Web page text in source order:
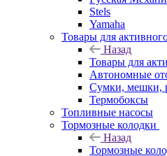
Stels
Yamaha
Товары для
Назад
Товары для
Автономные
Сумки, мешки,
Термобоксы
Топливные насосы
Тормозные колодки
Назад
Тормозные